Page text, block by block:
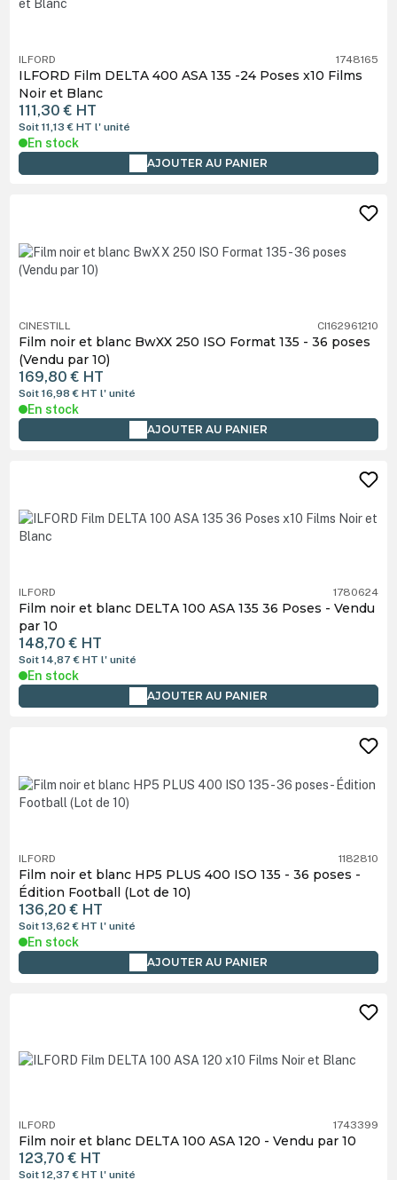
ILFORD 1748165
ILFORD Film DELTA 400 ASA 135 -24 Poses x10 Films
Noir et Blanc
111,30 € HT
Soit 11,13 €HTl' unité
En stock
AJOUTER AU PANIER
CINESTILL CI162961210
Film noir et blanc BwXX 250 ISO Format 135 - 36 poses
(Vendu par 10)
169,80 € HT
Soit 16,98 €HTl' unité
En stock
AJOUTER AU PANIER
ILFORD 1780624
Film noir et blanc DELTA 100 ASA 135 36 Poses - Vendu
par 10
148,70 € HT
Soit 14,87 €HTl' unité
En stock
AJOUTER AU PANIER
ILFORD 1182810
Film noir et blanc HP5 PLUS 400 ISO 135 - 36 poses -
Édition Football (Lot de 10)
136,20 € HT
Soit 13,62 €HTl' unité
En stock
AJOUTER AU PANIER
ILFORD 1743399
Film noir et blanc DELTA 100 ASA 120 - Vendu par 10
123,70 € HT
Soit 12,37 €HTl' unité